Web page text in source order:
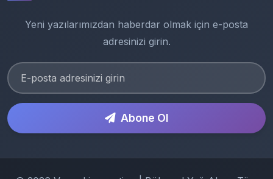
Yeni yazılarımızdan haberdar olmak için e-posta
adresinizi girin.
Abone Ol